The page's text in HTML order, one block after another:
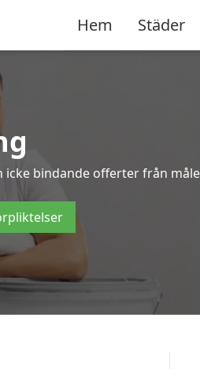
Hem Städer
bindande offerter från